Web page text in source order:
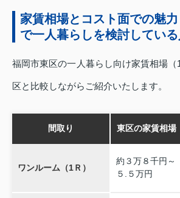
家賃相場とコスト面での魅
で一人暮らしを検討している
福岡市東区の一人暮らし向け家賃相場
区と比較しながらご紹介いたします。
間取り 東区の家賃相場
ワンルーム（1Ｒ）
約３万８千円～
５.５万円